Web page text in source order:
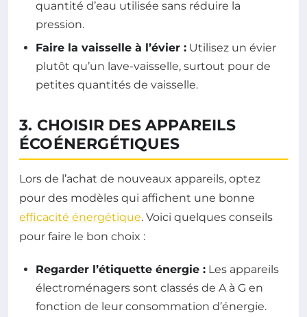
quantité d’eau utilisée sans réduire la
pression.
Faire la vaisselle à l’évier : Utilisez un évier
plutôt qu’un lave-vaisselle, surtout pour de
petites quantités de vaisselle.
3. CHOISIR DES APPAREILS
ÉCOÉNERGÉTIQUES
Lors de l’achat de nouveaux appareils, optez
pour des modèles qui affichent une bonne
efficacité énergétique. Voici quelques conseils
pour faire le bon choix :
Regarder l’étiquette énergie : Les appareils
électroménagers sont classés de A à G en
fonction de leur consommation d’énergie.